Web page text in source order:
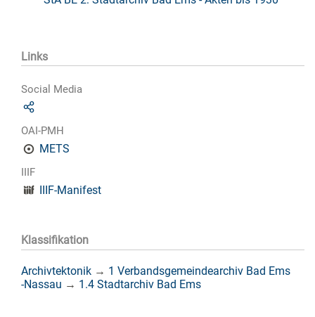
Links
Social Media
OAI-PMH
METS
IIIF
IIIF-Manifest
Klassifikation
Archivtektonik → 1 Verbandsgemeindearchiv Bad Ems
-Nassau → 1.4 Stadtarchiv Bad Ems